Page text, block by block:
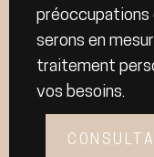
serons en
traitement
vos besoins.